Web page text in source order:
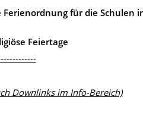
für die Schulen
Feiertage
Downlinks im Info-Bereich)